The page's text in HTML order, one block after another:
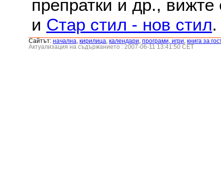
препратки и др.,
и Стар стил - нов стил.
Сайтът: началнa кирилица календари програми, игри книга за
Актуализация на съдържанието : 2007-06-11 13:41:50 CET